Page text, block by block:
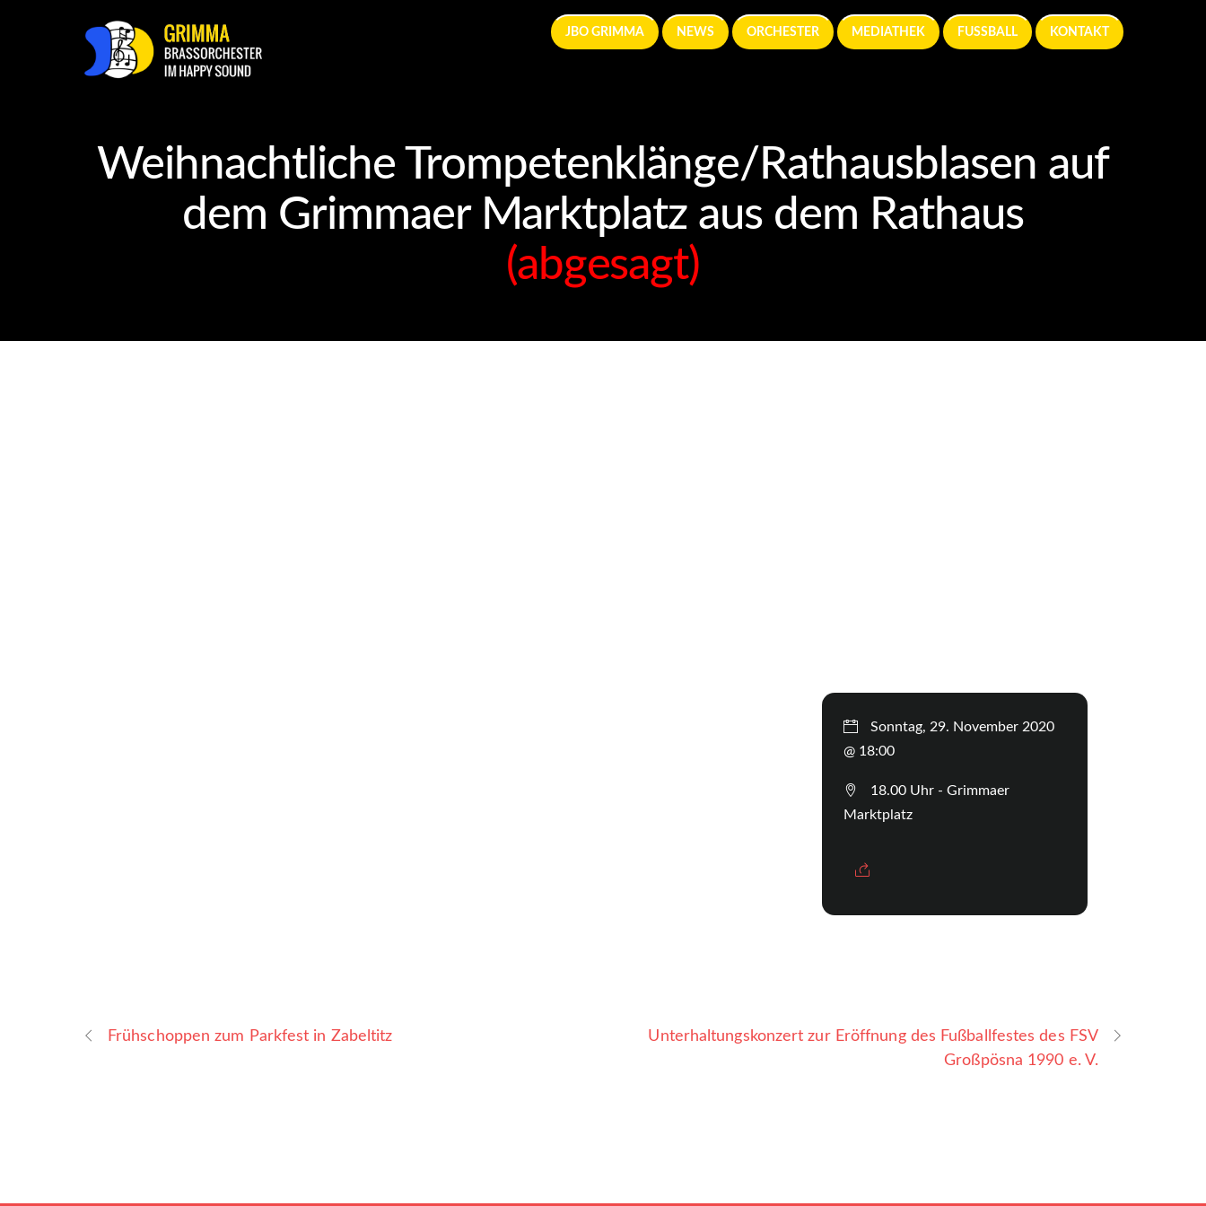
JBO GRIMMA NEWS ORCHESTER MEDIATHEK FUSSBALL KONTAKT
Weihnachtliche Trompetenklänge/Rathausblasen auf
dem Grimmaer Marktplatz aus dem Rathaus
(abgesagt)
Sonntag, 29. November 2020
@ 18:00
18.00 Uhr - Grimmaer
Marktplatz
Frühschoppen zum Parkfest in Zabeltitz
Unterhaltungskonzert zur Eröffnung des Fußballfestes des FSV
Großpösna 1990 e. V.